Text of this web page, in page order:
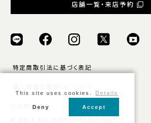
店舗一覧・来店予約
特定商取引法に基づく表記
ご利用規約
This site uses cookies. Details
Deny Accept